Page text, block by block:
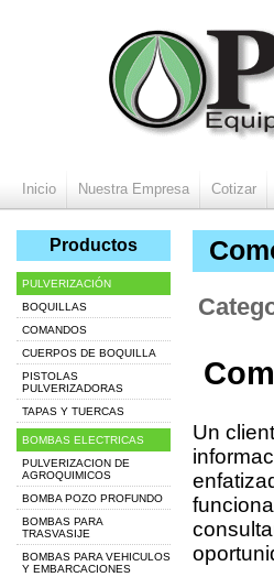
Inicio Nuestra Empresa Cotizar
Un
Productos
PULVERIZACIÓN
BOQUILLAS
COMANDOS
CUERPOS DE BOQUILLA
PISTOLAS
PULVERIZADORAS
TAPAS Y TUERCAS
BOMBAS ELECTRICAS
PULVERIZACION DE
AGROQUIMICOS
BOMBA POZO PROFUNDO
BOMBAS PARA
TRASVASIJE
BOMBAS PARA VEHICULOS
Y EMBARCACIONES